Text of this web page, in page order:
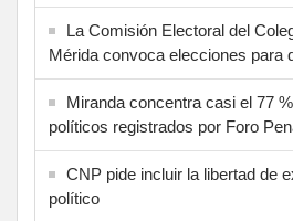
La Comisión Electoral del
Mérida convoca elecciones para
Miranda concentra casi el 77
políticos registrados por Foro
CNP pide incluir la libertad de
político